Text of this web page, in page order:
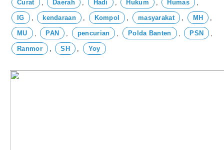
Curat , Daerah , Hadi , Hukum , Humas ,
IG , kendaraan , Kompol , masyarakat , MH ,
MU , PAN , pencurian , Polda Banten , PSN ,
Ranmor , SH , Yoy